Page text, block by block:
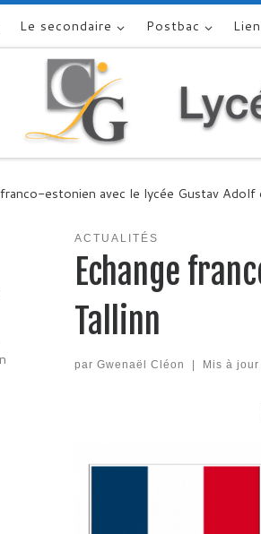
Le secondaire Postbac
estonien avec le lycée Gustav Adolf
ACTUALITÉS
Echange
Tallinn
par Gwenaël Cléon Mis à jour